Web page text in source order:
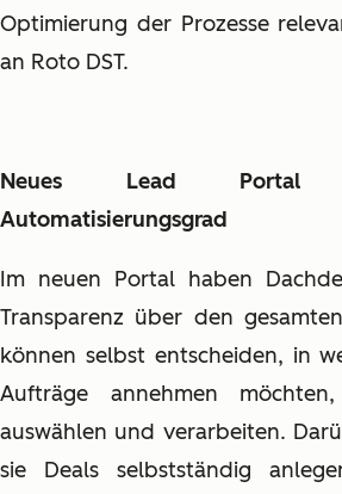
Optimierung der Prozesse
an Roto DST.
Neues Lead
Automatisierungsgrad
Im neuen Portal haben
Transparenz über den
können selbst entscheiden, in
Aufträge annehmen
auswählen und verarbeiten.
sie Deals selbstständig